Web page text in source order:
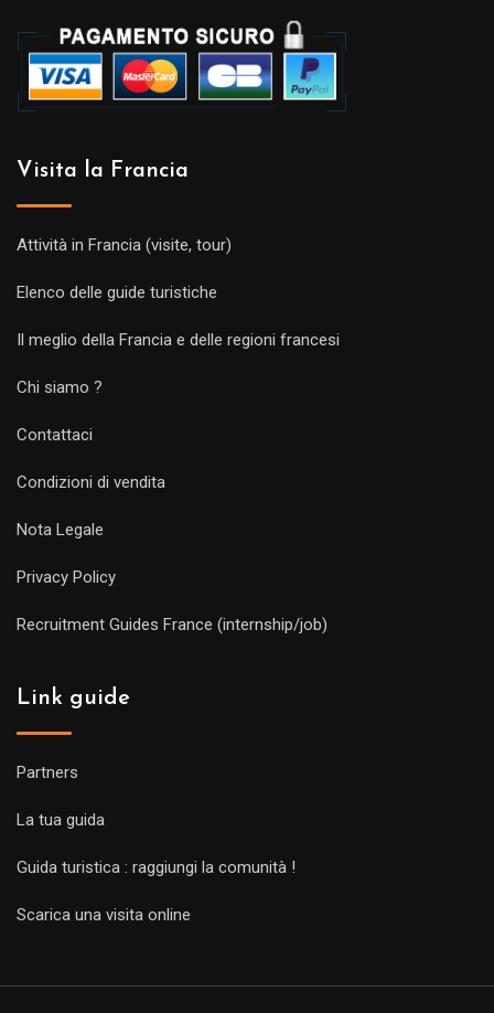
Visita la Francia
Attività in Francia (visite, tour)
Elenco delle guide turistiche
Il meglio della Francia e delle regioni francesi
Chi siamo ?
Contattaci
Condizioni di vendita
Nota Legale
Privacy Policy
Recruitment Guides France (internship/job)
Link guide
Partners
La tua guida
Guida turistica : raggiungi la comunità !
Scarica una visita online